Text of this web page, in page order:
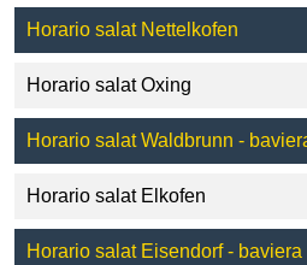
Horario salat Nettelkofen
Horario salat Oxing
Horario salat Waldbrunn -
Horario salat Elkofen
Horario salat Eisendorf - baviera